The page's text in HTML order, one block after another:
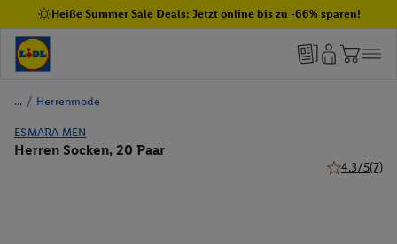
Heiße Summer Sale Deals: Jetzt online bis zu -66% sparen!
/ Herrenmode
ESMARA MEN
Herren Socken, 20 Paar
4.3/5(7)